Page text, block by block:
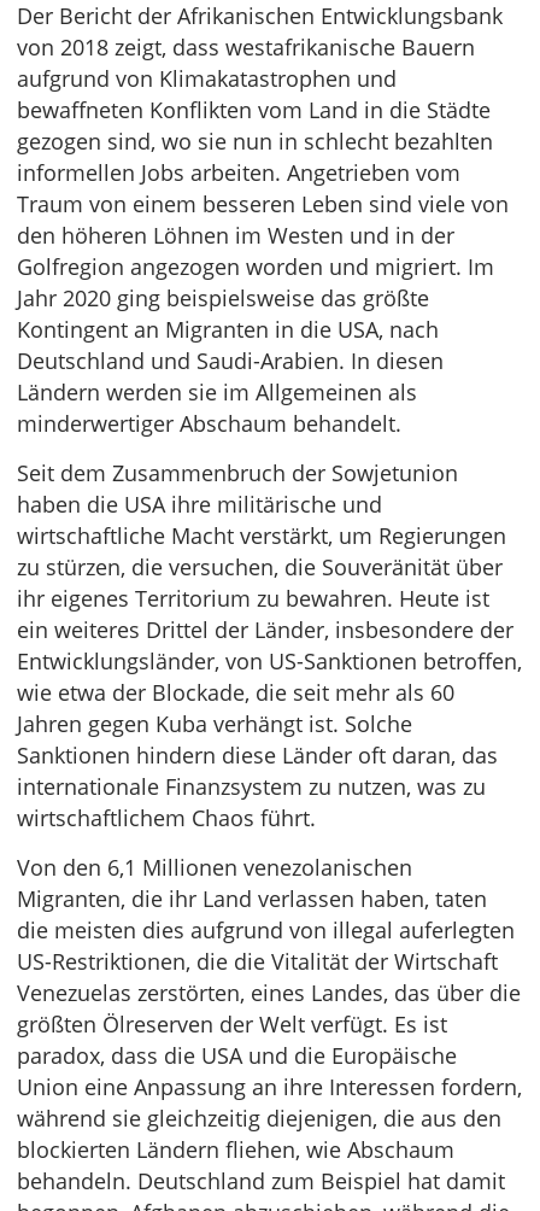
Der Bericht der Afrikanischen Entwicklungsbank
von 2018 zeigt, dass westafrikanische Bauern
aufgrund von Klimakatastrophen und
bewaffneten Konflikten vom Land in die Städte
gezogen sind, wo sie nun in schlecht bezahlten
informellen Jobs arbeiten. Angetrieben vom
Traum von einem besseren Leben sind viele von
den höheren Löhnen im Westen und in der
Golfregion angezogen worden und migriert. Im
Jahr 2020 ging beispielsweise das größte
Kontingent an Migranten in die USA, nach
Deutschland und Saudi-Arabien. In diesen
Ländern werden sie im Allgemeinen als
minderwertiger Abschaum behandelt.
Seit dem Zusammenbruch der Sowjetunion
haben die USA ihre militärische und
wirtschaftliche Macht verstärkt, um Regierungen
zu stürzen, die versuchen, die Souveränität über
ihr eigenes Territorium zu bewahren. Heute ist
ein weiteres Drittel der Länder, insbesondere der
Entwicklungsländer, von US-Sanktionen betroffen,
wie etwa der Blockade, die seit mehr als 60
Jahren gegen Kuba verhängt ist. Solche
Sanktionen hindern diese Länder oft daran, das
internationale Finanzsystem zu nutzen, was zu
wirtschaftlichem Chaos führt.
Von den 6,1 Millionen venezolanischen
Migranten, die ihr Land verlassen haben, taten
die meisten dies aufgrund von illegal auferlegten
US-Restriktionen, die die Vitalität der Wirtschaft
Venezuelas zerstörten, eines Landes, das über die
größten Ölreserven der Welt verfügt. Es ist
paradox, dass die USA und die Europäische
Union eine Anpassung an ihre Interessen fordern,
während sie gleichzeitig diejenigen, die aus den
blockierten Ländern fliehen, wie Abschaum
behandeln. Deutschland zum Beispiel hat damit